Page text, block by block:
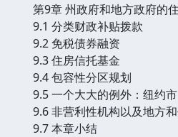
第9章 州政府和地方政府的
9.1 分类财政补贴拨款
9.2 免税债券融资
9.3 住房信托基金
9.4 包容性分区规划
9.5 一个大大的例外：纽约市
9.6 非营利性机构以及地方
9.7 本章小结